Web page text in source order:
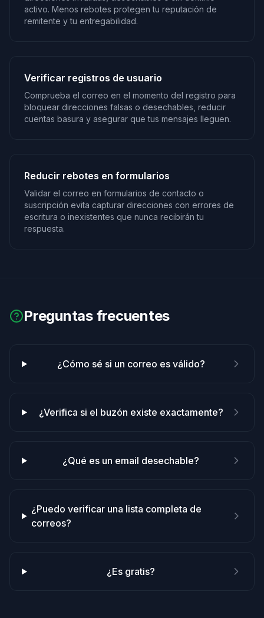
activo. Menos rebotes protegen tu reputación de
remitente y tu entregabilidad.
Verificar registros de usuario
Comprueba el correo en el momento del registro para
bloquear direcciones falsas o desechables, reducir
cuentas basura y asegurar que tus mensajes lleguen.
Reducir rebotes en formularios
Validar el correo en formularios de contacto o
suscripción evita capturar direcciones con errores de
escritura o inexistentes que nunca recibirán tu
respuesta.
Preguntas frecuentes
¿Cómo sé si un correo es válido?
¿Verifica si el buzón existe exactamente?
¿Qué es un email desechable?
¿Puedo verificar una lista completa de
correos?
¿Es gratis?